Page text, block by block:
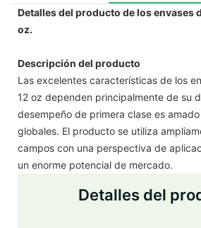
Detalles del producto de los envases
oz.
Descripción del producto
Las excelentes características de los
12 oz dependen principalmente de su
desempeño de primera clase es
globales. El producto se utiliza
campos con una perspectiva de
un enorme potencial de mercado.
Detalles del